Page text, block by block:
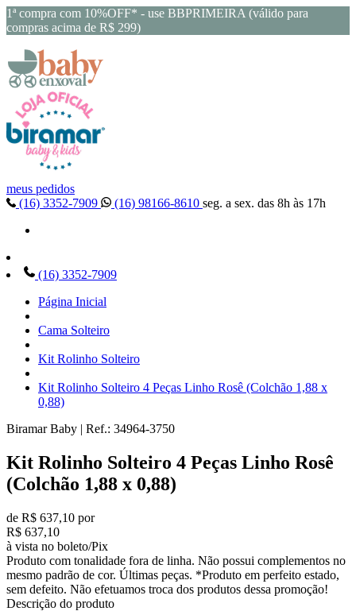
1ª compra com 10%OFF* - use BBPRIMEIRA (válido para
compras acima de R$ 299)
meus pedidos
(16) 3352-7909
(16) 98166-8610 seg. a sex. das 8h às 17h
(16) 3352-7909
Página Inicial
Cama Solteiro
Kit Rolinho Solteiro
Kit Rolinho Solteiro 4 Peças Linho Rosê (Colchão 1,88 x
0,88)
Biramar Baby | Ref.: 34964-3750
Kit Rolinho Solteiro 4 Peças Linho Rosê
(Colchão 1,88 x 0,88)
de R$ 637,10 por
R$ 637,10
à vista no boleto/Pix
Produto com tonalidade fora de linha. Não possui complementos no
mesmo padrão de cor. Últimas peças. *Produto em perfeito estado,
sem defeito. Não efetuamos troca dos produtos dessa promoção!
Descrição do produto